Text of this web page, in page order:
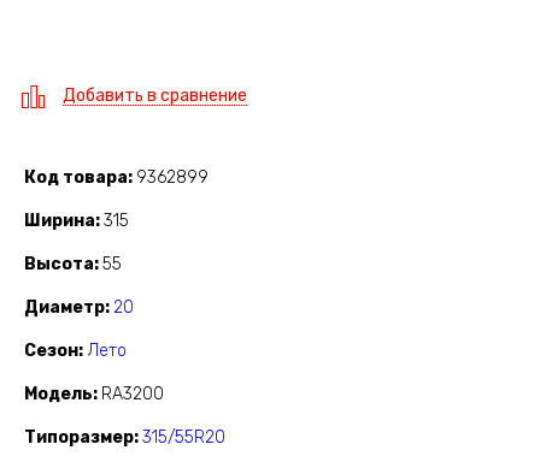
Добавить в сравнение
Код товара 9362899
Ширина 315
Высота 55
Диаметр 20
Сезон Лето
Модель RA3200
Типоразмер 315/55R20